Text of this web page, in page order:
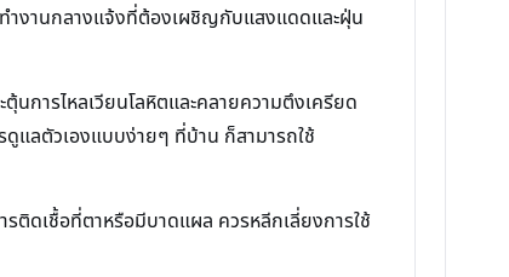
ำงานกลางแจ้งที่ต้องเผชิญกับแสงแดดและฝุ่น
การไหลเวียนโลหิตและคลายความตึงเครียด
แลตัวเองแบบง่ายๆ ที่บ้าน ก็สามารถใช้
ติดเชื้อที่ตาหรือมีบาดแผล ควรหลีกเลี่ยงการใช้